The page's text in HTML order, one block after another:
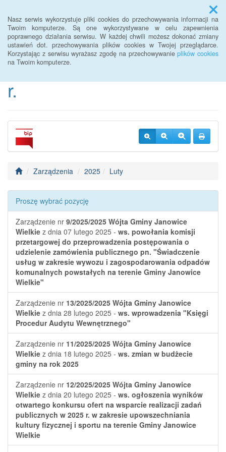
Nasz serwis wykorzystuje pliki cookies do przechowywania informacji na
Twoim komputerze. Są one wykorzystywane w celu zapewnienia
poprawnego działania serwisu. W każdej chwili możesz dokonać zmiany
ustawień dot. przechowywania plików cookies w Twojej przeglądarce.
Korzystając z serwisu wyrażasz zgodę na przechowywanieplików cookies
na Twoim komputerze.
Menu
BIP Urzędu Gminy
Janowice Wielkie od 2022
r.
Zarządzenia 2025 Luty
Proszę wybrać pozycję
Zarządzenie nr 9/2025/2025 Wójta Gminy Janowice
Wielkie z dnia 07 lutego 2025 - ws. powołania komisji
przetargowej do przeprowadzenia postępowania o
udzielenie zamówienia publicznego pn. "Świadczenie
usług w zakresie wywozu i zagospodarowania odpadów
komunalnych powstałych na terenie Gminy Janowice
Wielkie"
Zarządzenie nr 13/2025/2025 Wójta Gminy Janowice
Wielkie z dnia 28 lutego 2025 - ws. wprowadzenia "Księgi
Procedur Audytu Wewnętrznego"
Zarządzenie nr 11/2025/2025 Wójta Gminy Janowice
Wielkie z dnia 18 lutego 2025 - ws. zmian w budżecie
gminy na rok 2025
Zarządzenie nr 12/2025/2025 Wójta Gminy Janowice
Wielkie z dnia 20 lutego 2025 - ws. ogłoszenia wyników
otwartego konkursu ofert na wsparcie realizacji zadań
publicznych w 2025 r. w zakresie upowszechniania
kultury fizycznej i sportu na terenie Gminy Janowice
Wielkie